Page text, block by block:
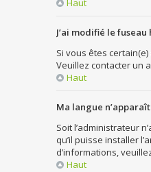
Haut
J’ai modifié le
Si vous êtes
Veuillez contacter un
Haut
Ma langue
Soit l’administrateur
qu’il puisse installer
d’informations,
Haut